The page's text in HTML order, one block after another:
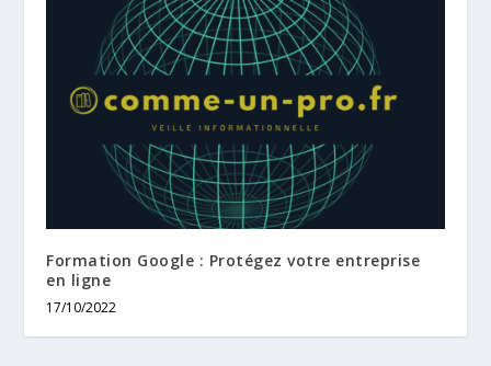
Formation Google : Protégez votre entreprise
en ligne
17/10/2022